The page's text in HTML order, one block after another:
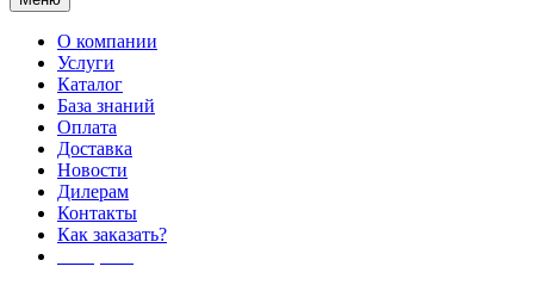
О компании
Услуги
Каталог
База знаний
Оплата
Доставка
Новости
Дилерам
Контакты
Как заказать?